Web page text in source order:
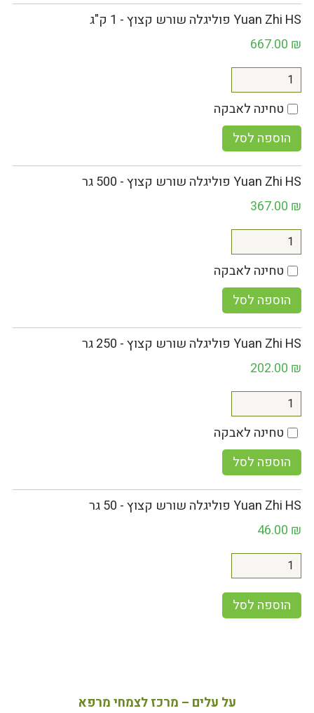
Yuan Zhi HS פוליגלה שורש קצוץ - 1 ק"ג
667.00 ₪
טחינה לאבקה
הוספה לסל
Yuan Zhi HS פוליגלה שורש קצוץ - 500 גר
367.00 ₪
טחינה לאבקה
הוספה לסל
Yuan Zhi HS פוליגלה שורש קצוץ - 250 גר
202.00 ₪
טחינה לאבקה
הוספה לסל
Yuan Zhi HS פוליגלה שורש קצוץ - 50 גר
46.00 ₪
הוספה לסל
על עלים – מרכז לצמחי מרפא